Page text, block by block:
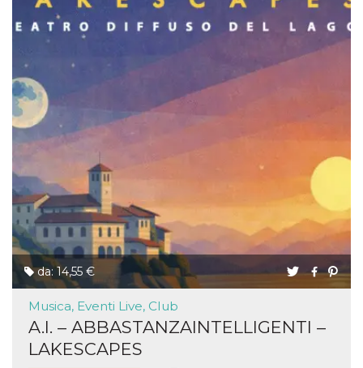
da: 14,55 €
Musica, Eventi Live, Club
A.I. – ABBASTANZAINTELLIGENTI –
LAKESCAPES